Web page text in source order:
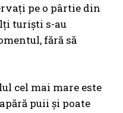
pe o pârtie din
turiști s-au
fără să
cel mai mare este
puii și poate